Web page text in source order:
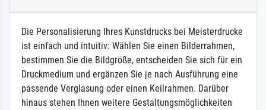
Die Personalisierung Ihres Kunstdrucks bei Meisterdrucke
ist einfach und intuitiv: Wählen Sie einen Bilderrahmen,
bestimmen Sie die Bildgröße, entscheiden Sie sich für ein
Druckmedium und ergänzen Sie je nach Ausführung eine
passende Verglasung oder einen Keilrahmen. Darüber
hinaus stehen Ihnen weitere Gestaltungsmöglichkeiten